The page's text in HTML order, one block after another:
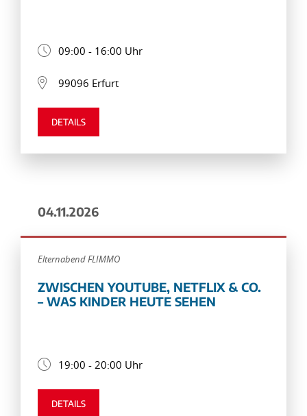
09:00 - 16:00 Uhr
99096 Erfurt
DETAILS
04.11.2026
Elternabend FLIMMO
ZWISCHEN YOUTUBE, NETFLIX & CO.
– WAS KINDER HEUTE SEHEN
19:00 - 20:00 Uhr
DETAILS